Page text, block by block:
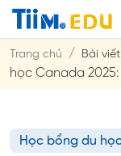
Trang chủ Bài viết
học Canada
Học bổng du học